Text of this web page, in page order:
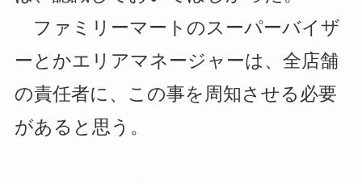
ファミリーマートのスーパーバイザ
ーとかエリアマネージャーは、全店舗
の責任者に、この事を周知させる必要
があると思う。